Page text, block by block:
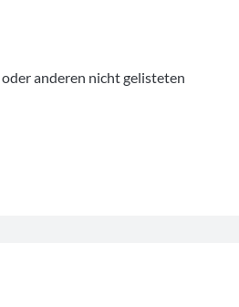
anderen nicht gelisteten